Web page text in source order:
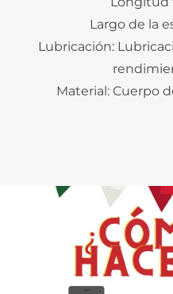
Largo de la
Lubricación:
Material: Cuerpo